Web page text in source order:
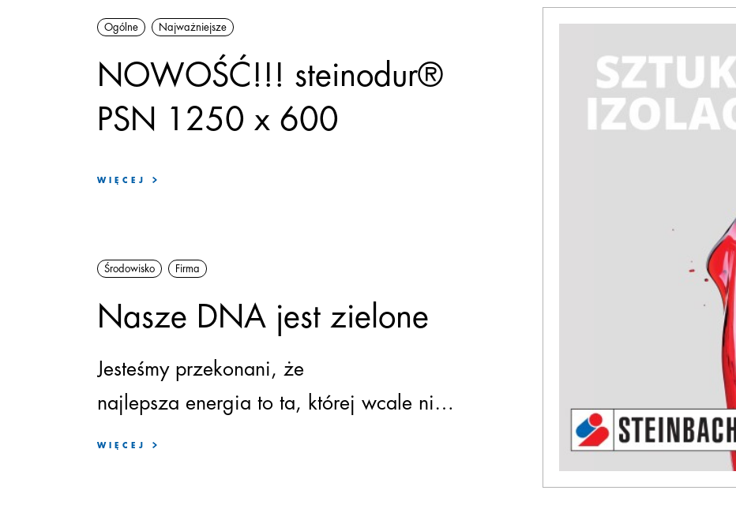
Ogólne Najważniejsze
NOWOŚĆ!!! steinodur®
PSN 1250 x 600
WIĘCEJ
Środowisko Firma
Nasze DNA jest zielone
Jesteśmy przekonani , że
najlepsza energia to ta, której wcale nie
potrzebujesz.
WIĘCEJ